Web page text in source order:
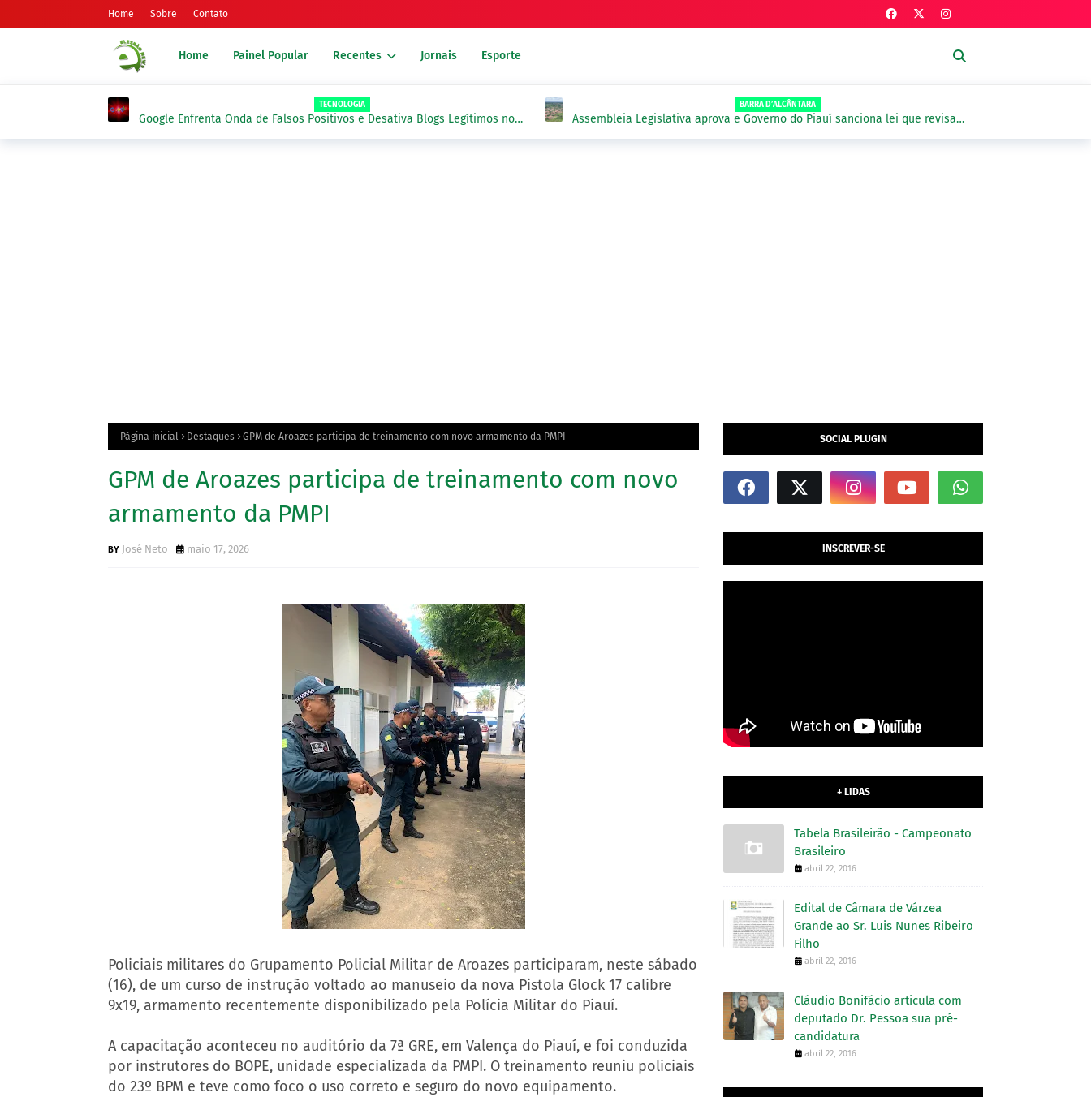
Home Sobre Contato
Home Painel Popular Recentes Jornais Esporte
TECNOLOGIA
Google Enfrenta Onda de Falsos Positivos e Desativa Blogs Legítimos no
BARRA D’ALCÂNTARA
Assembleia Legislativa aprova e Governo do Piauí sanciona lei que revisa
Página inicial Destaques GPM de Aroazes participa de treinamento com novo armamento da PMPI
GPM de Aroazes participa de treinamento com novo
armamento da PMPI
José Neto maio 17, 2026
Policiais militares do Grupamento Policial Militar de Aroazes participaram, neste sábado
(16), de um curso de instrução voltado ao manuseio da nova Pistola Glock 17 calibre
9x19, armamento recentemente disponibilizado pela Polícia Militar do Piauí.
A capacitação aconteceu no auditório da 7ª GRE, em Valença do Piauí, e foi conduzida
por instrutores do BOPE, unidade especializada da PMPI. O treinamento reuniu policiais
do 23º BPM e teve como foco o uso correto e seguro do novo equipamento.
SOCIAL PLUGIN
INSCREVER-SE
+ LIDAS
Tabela Brasileirão - Campeonato
Brasileiro
abril 22, 2016
Edital de Câmara de Várzea
Grande ao Sr. Luis Nunes Ribeiro
Filho
abril 22, 2016
Cláudio Bonifácio articula com
deputado Dr. Pessoa sua pré-
candidatura
abril 22, 2016